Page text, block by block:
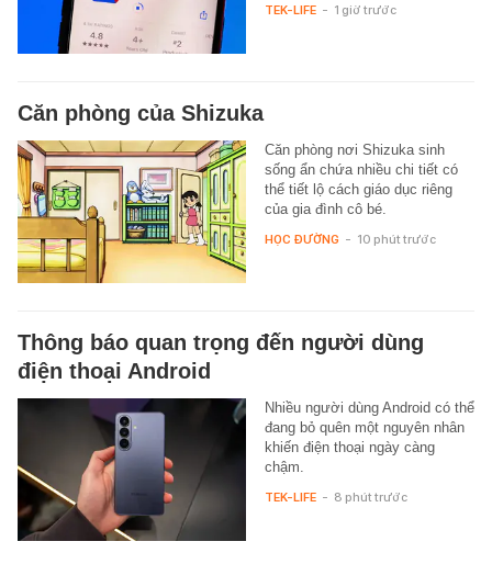
TEK-LIFE - 1 giờ trước
Căn phòng của Shizuka
Căn phòng nơi Shizuka sinh
sống ẩn chứa nhiều chi tiết có
thể tiết lộ cách giáo dục riêng
của gia đình cô bé.
HỌC ĐƯỜNG - 10 phút trước
Thông báo quan trọng đến người dùng
điện thoại Android
Nhiều người dùng Android có thể
đang bỏ quên một nguyên nhân
khiến điện thoại ngày càng
chậm.
TEK-LIFE - 8 phút trước